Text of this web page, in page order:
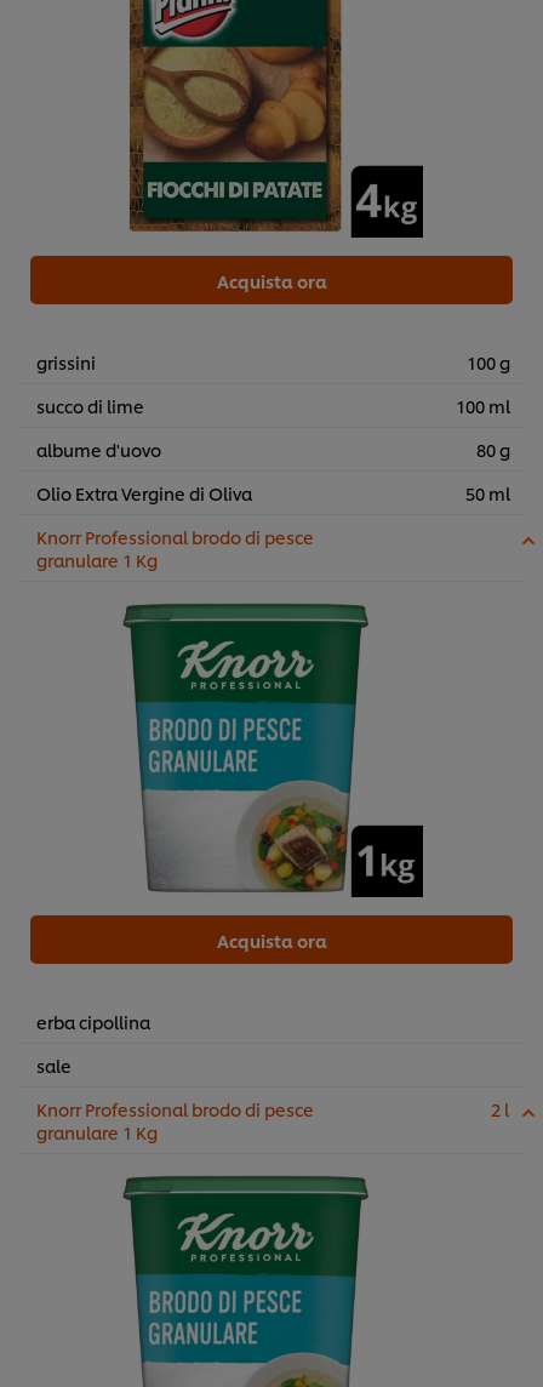
Acquista ora
grissini
100 g
succo di lime
100 ml
albume d'uovo
80 g
Olio Extra Vergine di Oliva
50 ml
Knorr Professional brodo di pesce
granulare 1 Kg
Acquista ora
erba cipollina
sale
Knorr Professional brodo di pesce
granulare 1 Kg
2 l